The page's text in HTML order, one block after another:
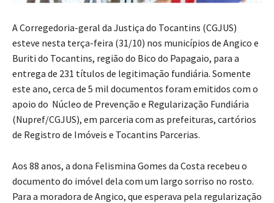
A Corregedoria-geral da Justiça do Tocantins (CGJUS)
esteve nesta terça-feira (31/10) nos municípios de Angico e
Buriti do Tocantins, região do Bico do Papagaio, para a
entrega de 231 títulos de legitimação fundiária. Somente
este ano, cerca de 5 mil documentos foram emitidos com o
apoio do Núcleo de Prevenção e Regularização Fundiária
(Nupref/CGJUS), em parceria com as prefeituras, cartórios
de Registro de Imóveis e Tocantins Parcerias.
Aos 88 anos, a dona Felismina Gomes da Costa recebeu o
documento do imóvel dela com um largo sorriso no rosto.
Para a moradora de Angico, que esperava pela regularização